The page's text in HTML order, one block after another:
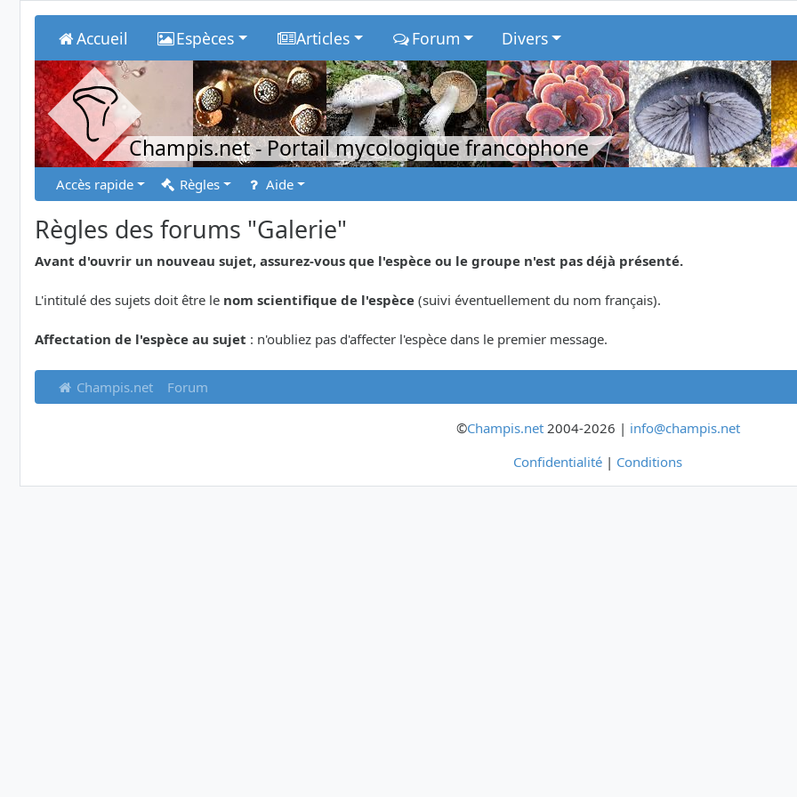
Accueil Espèces Articles Forum Divers
Champis.net- Portail mycologique francophone
Accès rapide Règles Aide
Règles des forums "Galerie"
Avant d'ouvrir un nouveau sujet, assurez-vous que l'espèce ou le groupe n'est pas déjà présenté.
L'intitulé des sujets doit être le nom scientifique de l'espèce (suivi éventuellement du nom français).
Affectation de l'espèce au sujet : n'oubliez pas d'affecter l'espèce dans le premier message.
Champis.net Forum
©Champis.net2004-2026 | info@champis.net
Confidentialité | Conditions